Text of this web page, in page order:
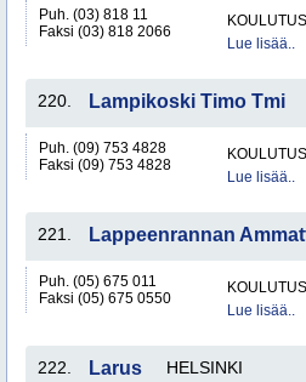
Puh. (03) 818 11
Faksi (03) 818 2066
Lue lisää..
220. Lampikoski Timo Tmi
Puh. (09) 753 4828
Faksi (09) 753 4828
Lue lisää..
221. Lappeenrannan
Puh. (05) 675 011
Faksi (05) 675 0550
Lue lisää..
222. Larus HELSINKI